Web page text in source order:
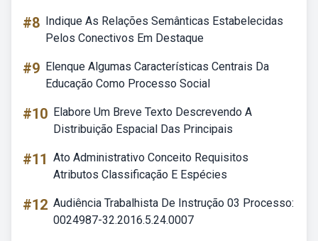
#8 Indique As Relações Semânticas Estabelecidas
Pelos Conectivos Em Destaque
#9 Elenque Algumas Características Centrais Da
Educação Como Processo Social
#10 Elabore Um Breve Texto Descrevendo A
Distribuição Espacial Das Principais
#11 Ato Administrativo Conceito Requisitos
Atributos Classificação E Espécies
#12 Audiência Trabalhista De Instrução 03 Processo:
0024987-32.2016.5.24.0007